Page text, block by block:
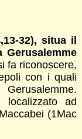
32), situa il
fa riconoscere,
con i quali
localizzato ad
(1Mac